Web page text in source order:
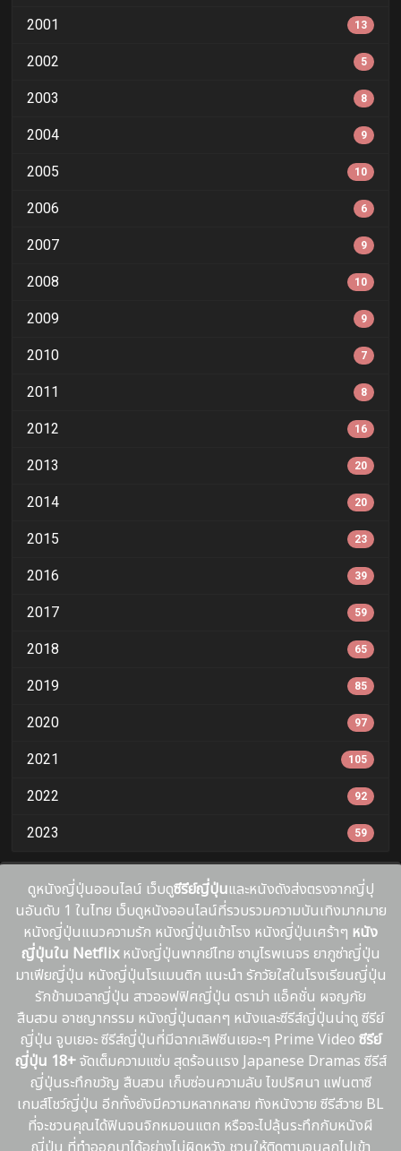
2001 13
2002 5
2003 8
2004 9
2005 10
2006 6
2007 9
2008 10
2009 9
2010 7
2011 8
2012 16
2013 20
2014 20
2015 23
2016 39
2017 59
2018 65
2019 85
2020 97
2021 105
2022 92
2023 59
ดูหนังญี่ปุ่นออนไลน์ เว็บดูซีรีย์ญี่ปุ่นและหนังดังส่งตรงจากญี่ปุ
นอันดับ 1 ในไทย เว็บดูหนังออนไลน์ที่รวบรวมความบันเทิงมากมาย
หนังญี่ปุ่นแนวความรัก หนังญี่ปุ่นเข้าโรง หนังญี่ปุ่นเศร้าๆ หนัง
ญี่ปุ่นใน Netflixหนังญี่ปุ่นพากย์ไทย ซามูไรพเนจร ยากูซ่าญี่ปุ่น
มาเฟียญี่ปุ่น หนังญี่ปุ่นโรแมนติก แนะนํา รักวัยใสในโรงเรียนญี่ปุ่น
รักข้ามเวลาญี่ปุ่น สาวออฟฟิศญี่ปุ่น ดราม่า แอ็คชั่น ผจญภัย
สืบสวน อาชญากรรม หนังญี่ปุ่นตลกๆ หนังและซีรีส์ญี่ปุ่นน่าดู ซีรีย์
ญี่ปุ่น จูบเยอะ ซีรีส์ญี่ปุ่นที่มีฉากเลิฟซีนเยอะๆ Prime Video ซีรีย์
ญี่ปุ่น 18+จัดเต็มความแซ่บ สุดร้อนเเรง Japanese Dramas ซีรีส์
ญี่ปุ่นระทึกขวัญ สืบสวน เก็บซ่อนความลับ ไขปริศนา แฟนตาซี
เกมส์โชว์ญี่ปุ่น อีกทั้งยังมีความหลากหลาย ทังหนังวาย ซีรีส์วาย BL
ที่จะชวนคุณได้ฟินจนจิกหมอนแตก หรือจะไปลุ้นระทึกกับหนังผี